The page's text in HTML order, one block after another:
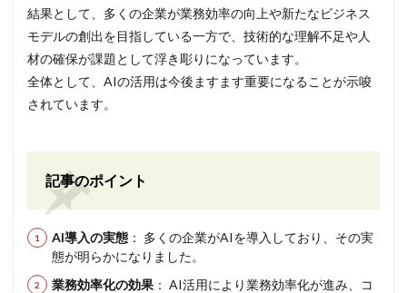
結果として、多くの企業が業務効率の向上や新たなビジネス
モデルの創出を目指している一方で、技術的な理解不足や人
材の確保が課題として浮き彫りになっています。
全体として、AIの活用は今後ますます重要になることが示唆
されています。
記事のポイント
AI導入の実態 ： 多くの企業がAIを導入しており、その実
態が明らかになりました。
業務効率化の効果 ： AI活用により業務効率化が進み、コ